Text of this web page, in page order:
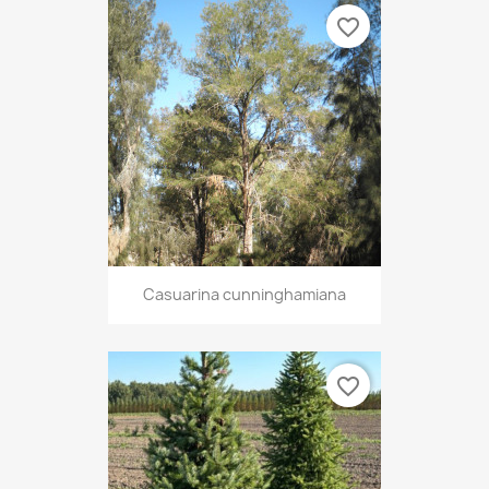
Casuarina cunninghamiana
favorite_border
favorite_border